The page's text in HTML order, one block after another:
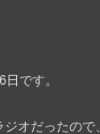
です。
ジオだったので